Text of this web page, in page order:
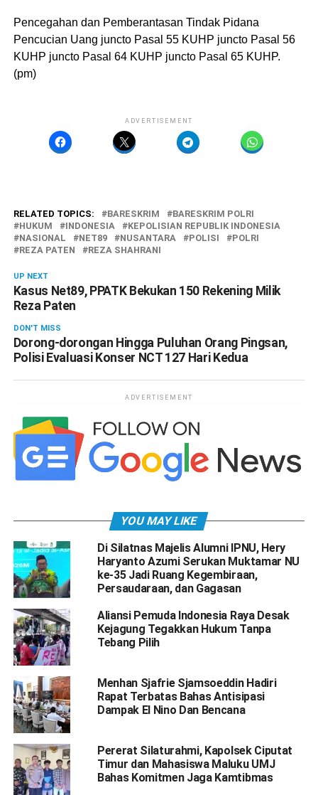
Pencegahan dan Pemberantasan Tindak Pidana
Pencucian Uang juncto Pasal 55 KUHP juncto Pasal 56
KUHP juncto Pasal 64 KUHP juncto Pasal 65 KUHP.
(pm)
ADVERTISEMENT
RELATED TOPICS: BARESKRIM
BARESKRIM POLRI
HUKUM
INDONESIA
KEPOLISIAN REPUBLIK INDONESIA
NASIONAL
NET89 NUSANTARA POLISI
POLRI
REZA PATEN
REZA SHAHRANI
UP NEXT
Kasus Net89, PPATK Bekukan 150 Rekening Milik
Reza Paten
DON'T MISS
Dorong-dorongan Hingga Puluhan Orang Pingsan,
Polisi Evaluasi Konser NCT 127 Hari Kedua
ADVERTISEMENT
YOU MAY LIKE
Di Silatnas Majelis Alumni IPNU, Hery
Haryanto Azumi Serukan Muktamar NU
ke-35 Jadi Ruang Kegembiraan,
Persaudaraan, dan Gagasan
Aliansi Pemuda Indonesia Raya Desak
Kejagung Tegakkan Hukum Tanpa
Tebang Pilih
Menhan Sjafrie Sjamsoeddin Hadiri
Rapat Terbatas Bahas Antisipasi
Dampak El Nino Dan Bencana
Pererat Silaturahmi, Kapolsek Ciputat
Timur dan Mahasiswa Maluku UMJ
Bahas Komitmen Jaga Kamtibmas